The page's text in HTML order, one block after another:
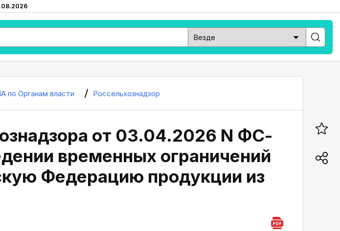
по Органам власти Россельхознадзор
от 03.04.2026 N ФС-
временных ограничений
Федерацию продукции из